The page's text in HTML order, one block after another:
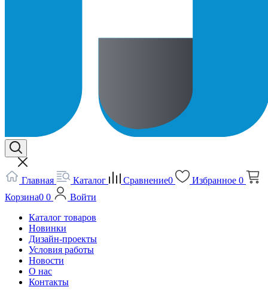
Главная Каталог Сравнение0 Избранное 0
Корзина0 0
Войти
Каталог товаров
Новинки
Дизайн-проекты
Условия работы
Новости
О нас
Контакты